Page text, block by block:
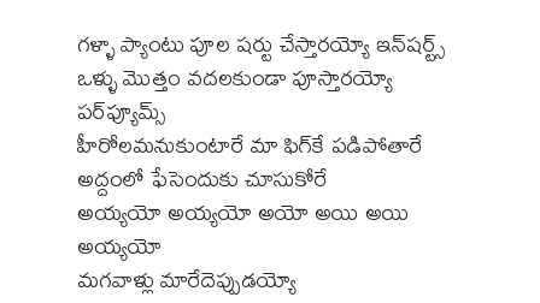
గళ్ళా ప్యాంటు పూల షర్టు చేస్తారయ్యో ఇన్‌షర్ట్స్
ఒళ్ళు మొత్తం వదలకుండా పూస్తారయ్యో
పర్‌ఫ్యూమ్స్
హీరోలమనుకుంటారే మా ఫిగ్‌కే పడిపోతారే
అద్దంలో ఫేసెందుకు చూసుకోరే
అయ్యయో అయ్యయో అయో అయి అయి
అయ్యయో
మగవాళ్లు మారేదెప్పుడయ్యో